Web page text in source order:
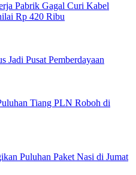
Pabrik Gagal Curi Kabel
Rp 420 Ribu
Jadi Pusat Pemberdayaan
Tiang PLN Roboh di
Puluhan Paket Nasi di Jumat